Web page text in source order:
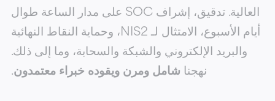
العالية. تدقيق، إشراف SOC على مدار الساعة طوال
أيام الأسبوع، الامتثال لـ NIS2
، وحماية النقاط النهائية
والبريد الإلكتروني والشبكة والسحابة، وما إلى ذلك.
نهجنا شامل ومرن ويقوده خبراء معتمدون.